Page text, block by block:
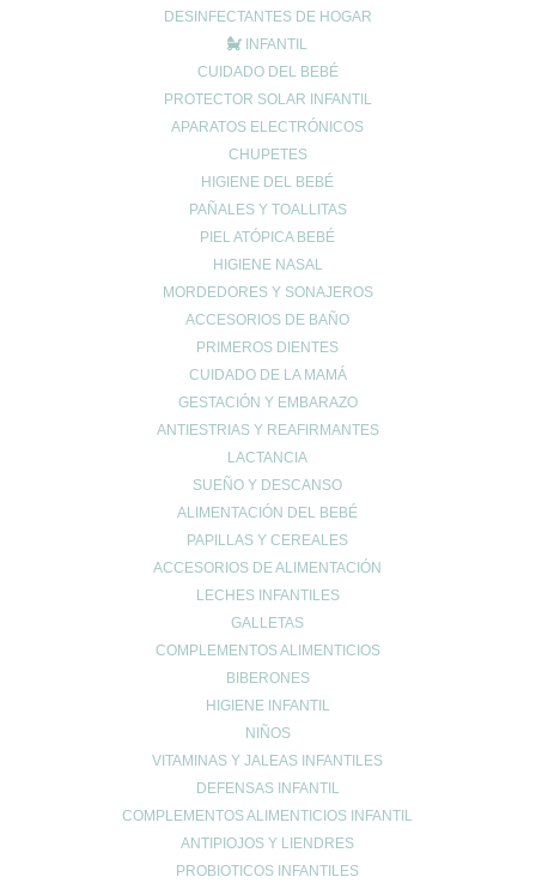
DESINFECTANTES DE HOGAR
INFANTIL
CUIDADO DEL BEBÉ
PROTECTOR SOLAR INFANTIL
APARATOS ELECTRÓNICOS
CHUPETES
HIGIENE DEL BEBÉ
PAÑALES Y TOALLITAS
PIEL ATÓPICA BEBÉ
HIGIENE NASAL
MORDEDORES Y SONAJEROS
ACCESORIOS DE BAÑO
PRIMEROS DIENTES
CUIDADO DE LA MAMÁ
GESTACIÓN Y EMBARAZO
ANTIESTRIAS Y REAFIRMANTES
LACTANCIA
SUEÑO Y DESCANSO
ALIMENTACIÓN DEL BEBÉ
PAPILLAS Y CEREALES
ACCESORIOS DE ALIMENTACIÓN
LECHES INFANTILES
GALLETAS
COMPLEMENTOS ALIMENTICIOS
BIBERONES
HIGIENE INFANTIL
NIÑOS
VITAMINAS Y JALEAS INFANTILES
DEFENSAS INFANTIL
COMPLEMENTOS ALIMENTICIOS INFANTIL
ANTIPIOJOS Y LIENDRES
PROBIOTICOS INFANTILES
No frotar el tatuaje con esponjas o similares.
No hacer ejercicio mientras el tatuaje está en proceso de
cicatrización, para evitar exceso de sudor o golpes en la zona
toallitas húmedas durante el proceso de curación.
No bañarnos en el mar ni en la piscina durante el primer mes.
Evitar prendas que desprendan pelusa sobre el tatuaje.
No es recomendable usar vaselina.
Tu dirección de correo electrónico no será publicada.
obligatorios están marcados con*